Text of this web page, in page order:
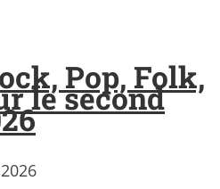
Pop, Folk,
le second